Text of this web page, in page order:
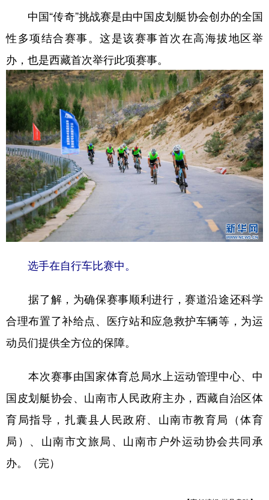
中国“传奇”挑战赛是由中国皮划艇协会创办的全国
性多项结合赛事。这是该赛事首次在高海拔地区举
办，也是西藏首次举行此项赛事。
选手在自行车比赛中。
据了解，为确保赛事顺利进行，赛道沿途还科学
合理布置了补给点、医疗站和应急救护车辆等，为运
动员们提供全方位的保障。
本次赛事由国家体育总局水上运动管理中心、中
国皮划艇协会、山南市人民政府主办，西藏自治区体
育局指导，扎囊县人民政府、山南市教育局（体育
局）、山南市文旅局、山南市户外运动协会共同承
办。（完）